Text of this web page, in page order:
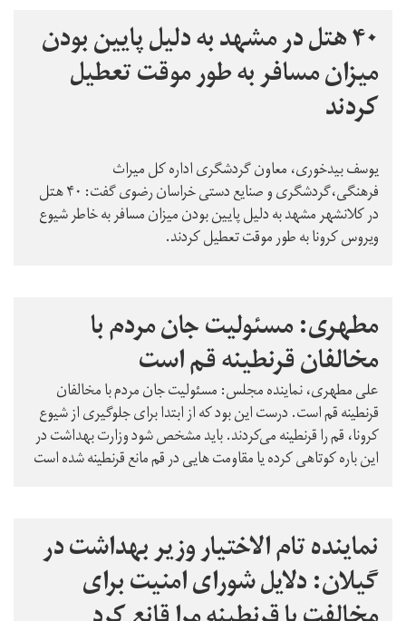
۴۰ هتل در مشهد به دلیل پایین بودن
میزان مسافر به طور موقت تعطیل
کردند
یوسف بیدخوری، معاون گردشگری اداره کل میراث
فرهنگی،گردشگری و صنایع دستی خراسان رضوی گفت: ۴۰ هتل
در کلانشهر مشهد به دلیل پایین بودن میزان مسافر به خاطر شیوع
ویروس کرونا به طور موقت تعطیل کردند.
مطهری: مسئولیت جان مردم با
مخالفان قرنطینه قم است
علی مطهری، نماینده مجلس: مسئولیت جان مردم با مخالفان
قرنطینه قم است. درست این بود که از ابتدا برای جلوگیری از شیوع
کرونا، قم را قرنطینه می‌کردند. باید مشخص شود وزارت بهداشت در
این باره کوتاهی کرده یا مقاومت هایی در قم مانع قرنطینه شده است
نماینده تام الاختیار وزیر بهداشت در
گیلان: دلایل شورای امنیت برای